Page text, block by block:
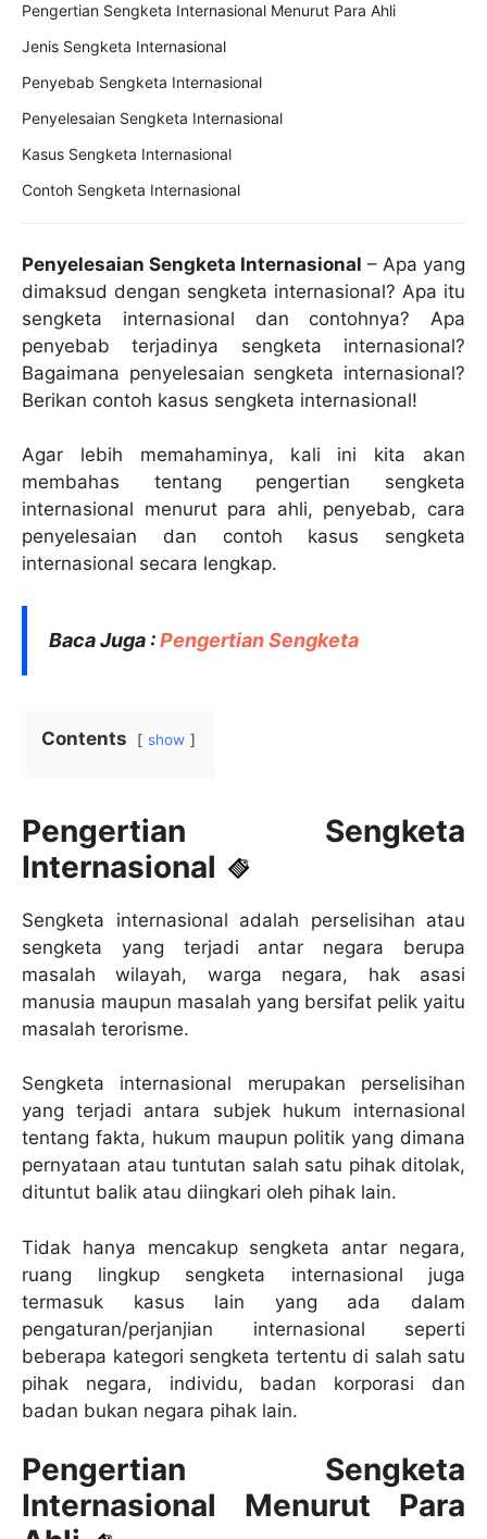
Penyelesaian Sengketa Internasional – Apa yang
dimaksud dengan sengketa internasional? Apa itu
sengketa internasional dan contohnya? Apa
penyebab terjadinya sengketa internasional?
Bagaimana penyelesaian sengketa internasional?
Berikan contoh kasus sengketa internasional!
Agar lebih memahaminya, kali ini kita akan
membahas tentang pengertian sengketa
internasional menurut para ahli, penyebab, cara
penyelesaian dan contoh kasus sengketa
internasional secara lengkap.
Baca Juga :Pengertian Sengketa
Contents show
Pengertian Sengketa
Internasional
Sengketa internasional adalah perselisihan atau
sengketa yang terjadi antar negara berupa
masalah wilayah, warga negara, hak asasi
manusia maupun masalah yang bersifat pelik yaitu
masalah terorisme.
Sengketa internasional merupakan perselisihan
yang terjadi antara subjek hukum internasional
tentang fakta, hukum maupun politik yang dimana
pernyataan atau tuntutan salah satu pihak ditolak,
dituntut balik atau diingkari oleh pihak lain.
Tidak hanya mencakup sengketa antar negara,
ruang lingkup sengketa internasional juga
termasuk kasus lain yang ada dalam
pengaturan/perjanjian internasional seperti
beberapa kategori sengketa tertentu di salah satu
pihak negara, individu, badan korporasi dan
badan bukan negara pihak lain.
Pengertian Sengketa
Internasional Menurut Para
Pengertian Sengketa Internasional Menurut Para Ahli
Jenis Sengketa Internasional
Penyebab Sengketa Internasional
Penyelesaian Sengketa Internasional
Kasus Sengketa Internasional
Contoh Sengketa Internasional